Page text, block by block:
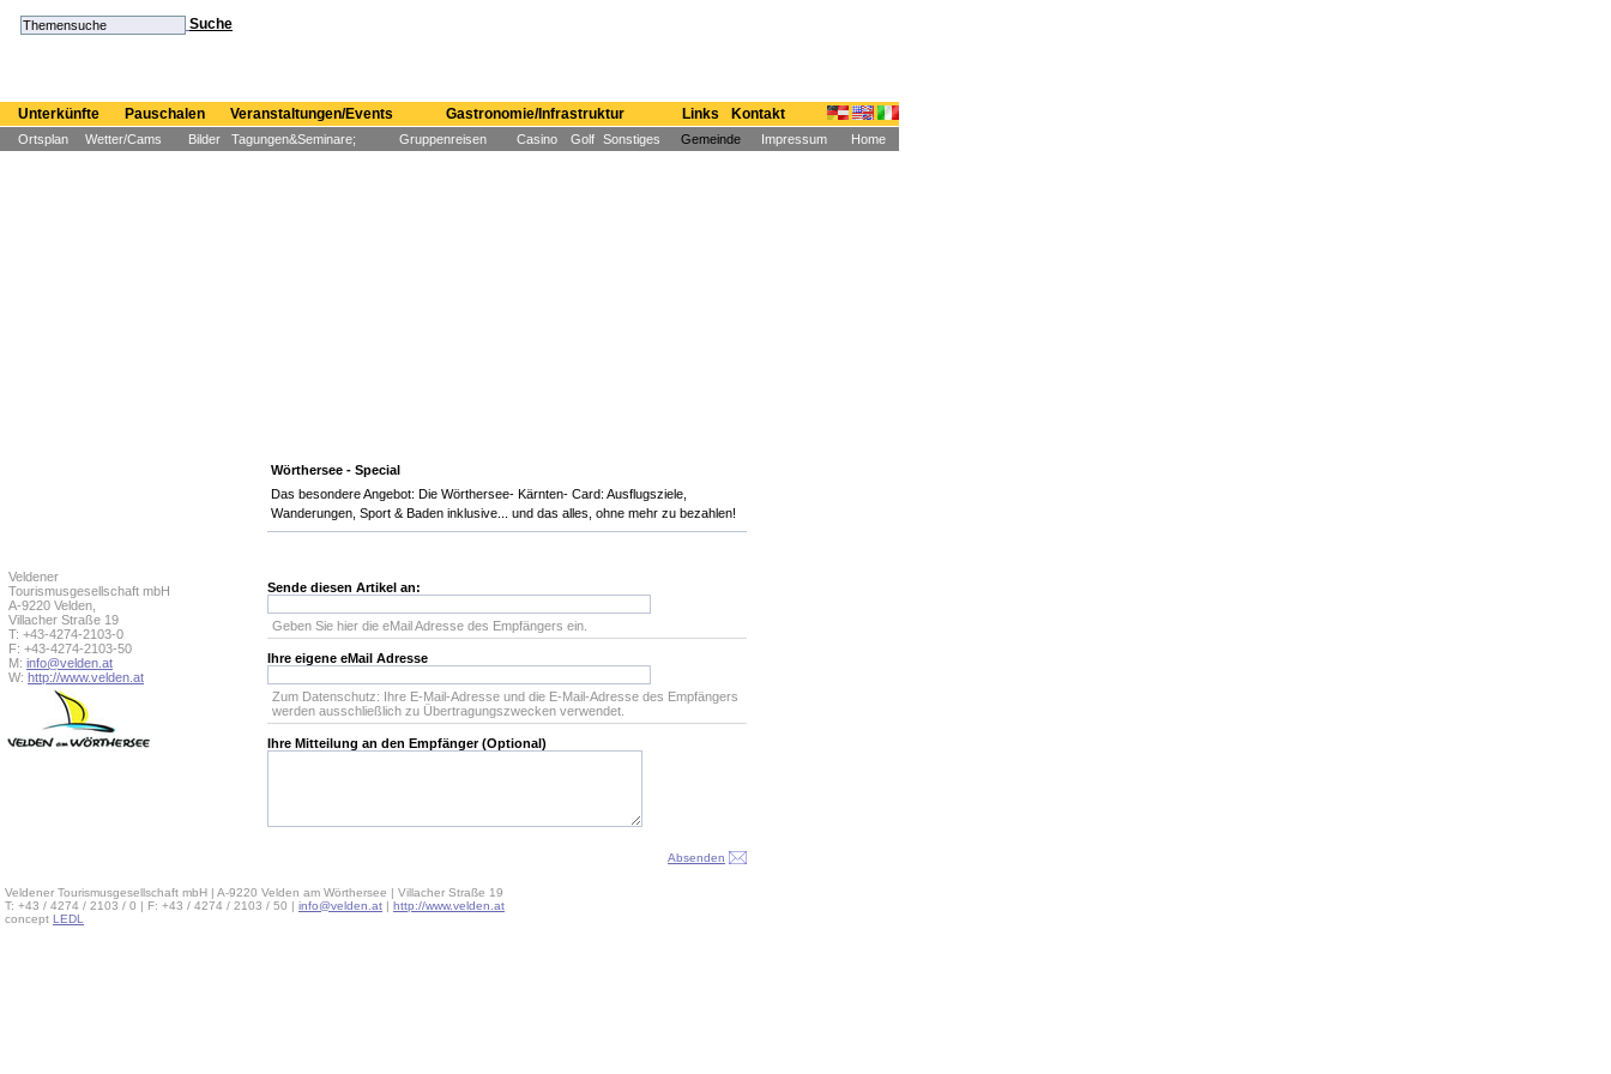
Unterkünfte Pauschalen Veranstaltungen/Events Gastronomie/Infrastruktur Links Kontakt
Ortsplan Wetter/Cams Bilder Tagungen&Seminare; Gruppenreisen Casino Golf Sonstiges Gemeinde Impressum Home
Suche
Veldener
Tourismusgesellschaft mbH
A-9220 Velden,
Villacher Straße 19
T: +43-4274-2103-0
F: +43-4274-2103-50
M: info@velden.at
W: http://www.velden.at
Wörthersee - Special
Das besondere Angebot: Die Wörthersee- Kärnten- Card: Ausflugsziele,
Wanderungen, Sport & Baden inklusive... und das alles, ohne mehr zu bezahlen!
Sende diesen Artikel an:
Geben Sie hier die eMail Adresse des Empfängers ein.
Ihre eigene eMail Adresse
Zum Datenschutz: Ihre E-Mail-Adresse und die E-Mail-Adresse des Empfängers
werden ausschließlich zu Übertragungszwecken verwendet.
Ihre Mitteilung an den Empfänger (Optional)
Absenden
Veldener Tourismusgesellschaft mbH | A-9220 Velden am Wörthersee | Villacher Straße 19
T: +43 / 4274 / 2103 / 0 | F: +43 / 4274 / 2103 / 50 | info@velden.at | http://www.velden.at
concept LEDL